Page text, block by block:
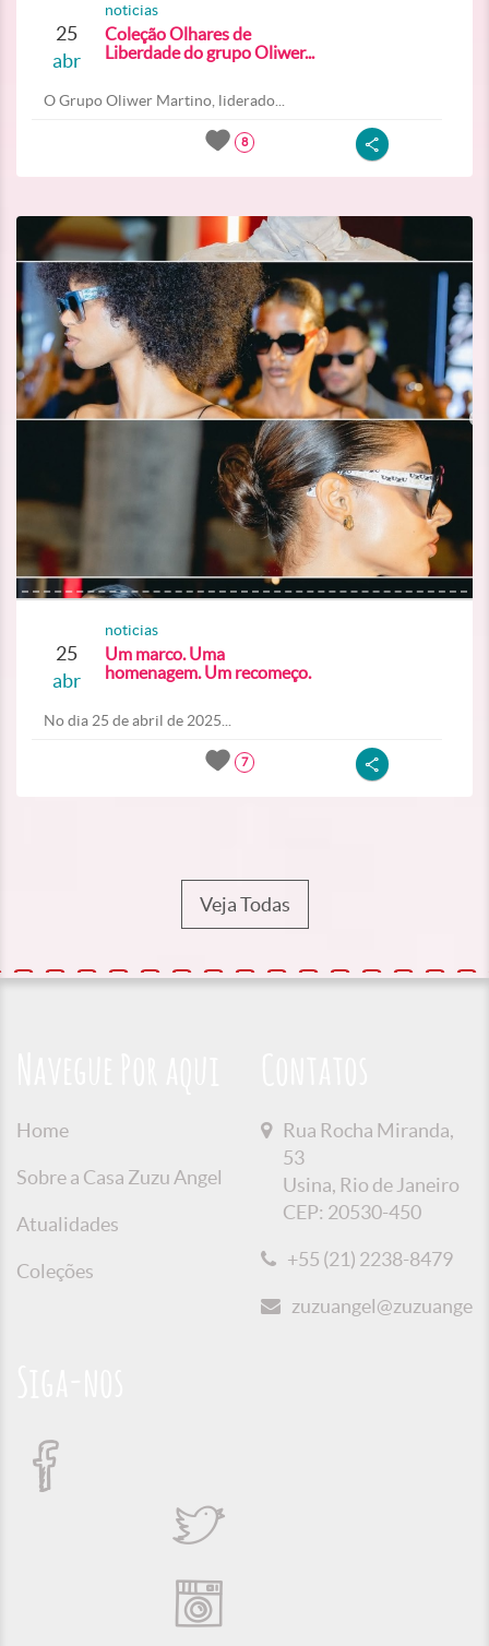
25
abr
noticias
Coleção Olhares de
Liberdade do grupo Oliwer...
O Grupo Oliwer Martino, liderado...
8
25
abr
noticias
Um marco. Uma
homenagem. Um recomeço.
No dia 25 de abril de 2025...
7
Veja Todas
Home
Sobre a Casa Zuzu Angel
Atualidades
Coleções
Rua Rocha Miranda,
53
Usina, Rio de Janeiro
CEP: 20530-450
+55 (21) 2238-8479